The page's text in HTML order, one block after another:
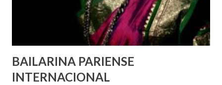
Em outras partes do mundo, os “99%” fizeram suas vozes
serem ouvidas através ...
BAILARINA PARIENSE
INTERNACIONAL